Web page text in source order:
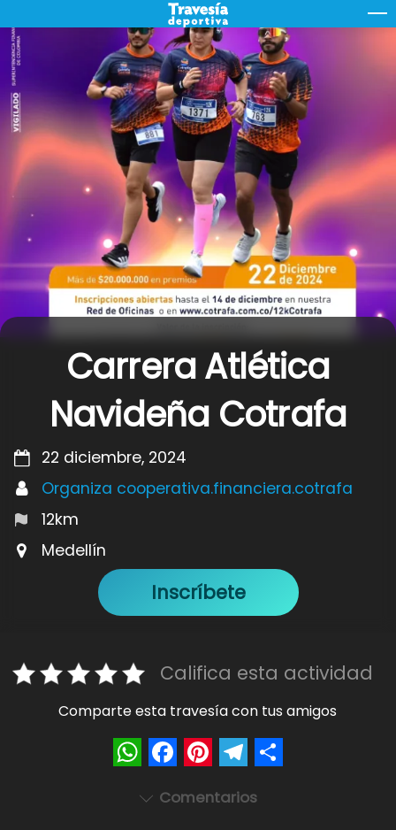
to
content
Carrera Atlética
Navideña Cotrafa
22 diciembre, 2024
Organiza cooperativa.financiera.cotrafa
12km
Medellín
Inscríbete
Califica esta actividad
Comparte esta travesía con tus amigos
W
h
F
a
P
i
T
e
S
Comentarios